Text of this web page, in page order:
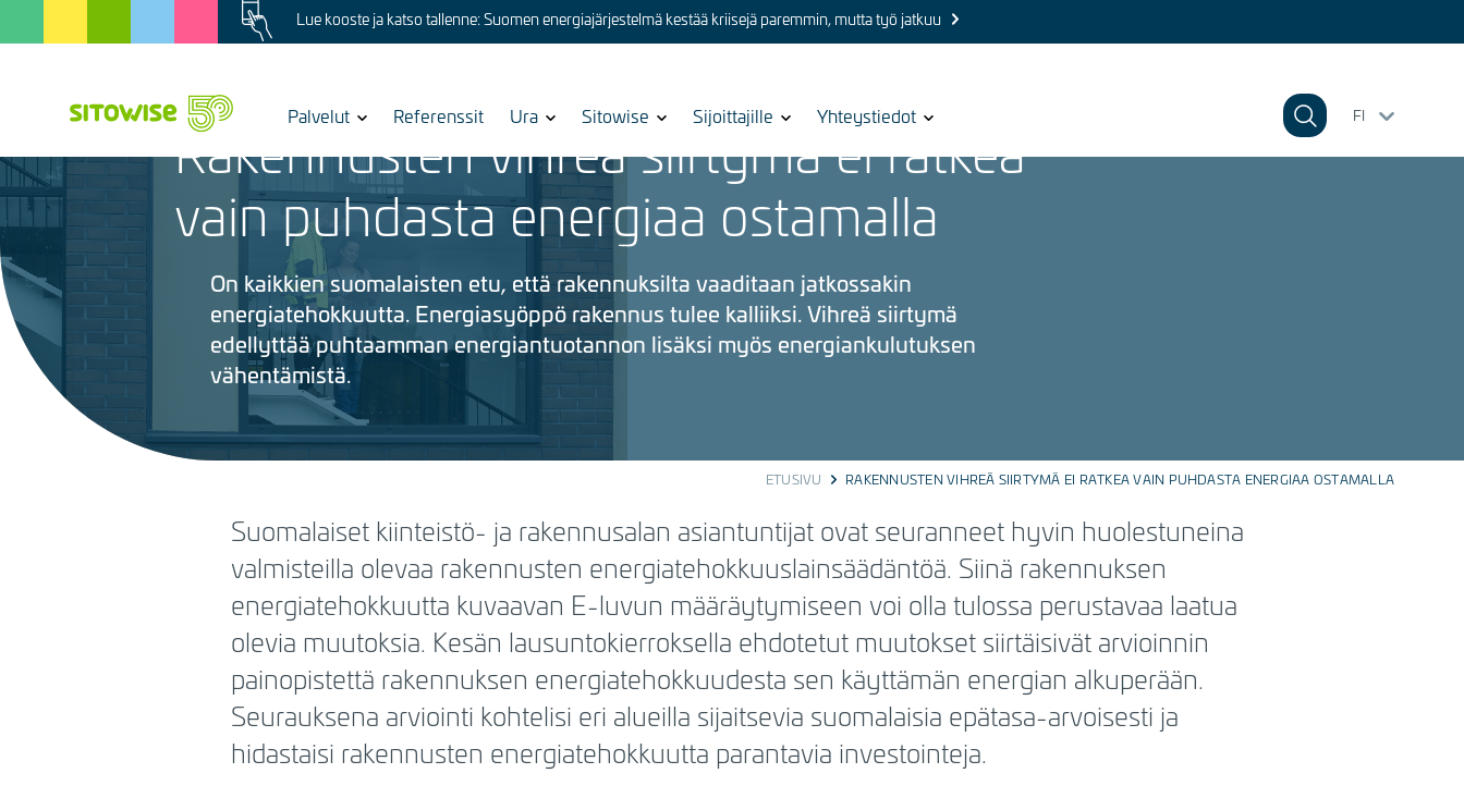
Image Lue kooste ja katso tallenne: Suomen energiajärjestelmä kestää kriisejä paremmin, mutta työ jatkuu
Show
for
Palvelut Referenssit
Show
for
Ura
Show
for
Sitowise
Show
for
Sijoittajille
Show
for
Yhteystiedot FI
Kuva
7.10.2025
Rakennusten vihreä siirtymä ei ratkea
vain puhdasta energiaa ostamalla
On kaikkien suomalaisten etu, että rakennuksilta vaaditaan jatkossakin
energiatehokkuutta. Energiasyöppö rakennus tulee kalliiksi. Vihreä siirtymä
edellyttää puhtaamman energiantuotannon lisäksi myös energiankulutuksen
vähentämistä.
ETUSIVU RAKENNUSTEN VIHREÄ SIIRTYMÄ EI RATKEA VAIN PUHDASTA ENERGIAA OSTAMALLA
Suomalaiset kiinteistö- ja rakennusalan asiantuntijat ovat seuranneet hyvin huolestuneina
valmisteilla olevaa rakennusten energiatehokkuuslainsäädäntöä. Siinä rakennuksen
energiatehokkuutta kuvaavan E-luvun määräytymiseen voi olla tulossa perustavaa laatua
olevia muutoksia. Kesän lausuntokierroksella ehdotetut muutokset siirtäisivät arvioinnin
painopistettä rakennuksen energiatehokkuudesta sen käyttämän energian alkuperään.
Seurauksena arviointi kohtelisi eri alueilla sijaitsevia suomalaisia epätasa-arvoisesti ja
hidastaisi rakennusten energiatehokkuutta parantavia investointeja.